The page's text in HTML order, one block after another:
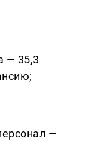
— 35,3
—